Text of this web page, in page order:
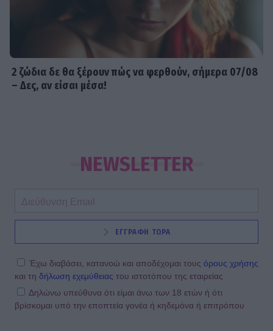
2 ζώδια δε θα ξέρουν πώς να φερθούν, σήμερα 07/08
– Δες, αν είσαι μέσα!
NEWSLETTER
ΕΓΓΡΑΦΗ ΤΩΡΑ
Έχω διαβάσει, κατανοώ και αποδέχομαι τους όρους χρήσης
και τη δήλωση εχεμύθειας του ιστοτόπου της εταιρείας
Δηλώνω υπεύθυνα ότι είμαι άνω των 18 ετών ή ότι
βρίσκομαι υπό την εποπτεία γονέα ή κηδεμόνα ή επιτρόπου